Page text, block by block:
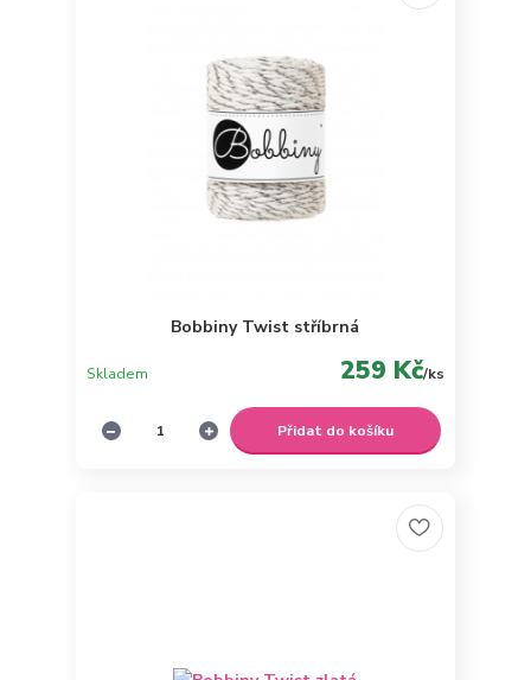
Bobbiny Twist stříbrná
259 Kč/ks
Skladem
Přidat do košíku